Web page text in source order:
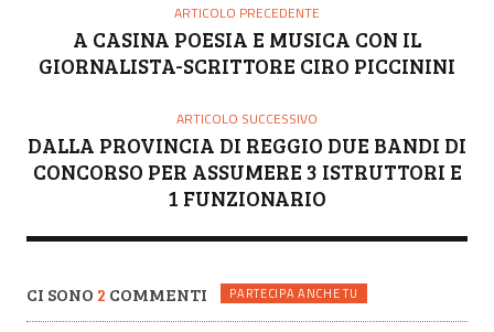
ARTICOLO PRECEDENTE
A CASINA POESIA E MUSICA CON IL
GIORNALISTA-SCRITTORE CIRO PICCININI
ARTICOLO SUCCESSIVO
DALLA PROVINCIA DI REGGIO DUE BANDI DI
CONCORSO PER ASSUMERE 3 ISTRUTTORI E
1 FUNZIONARIO
CI SONO 2 COMMENTI PARTECIPA ANCHE TU